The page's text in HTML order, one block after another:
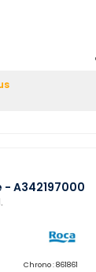
- A342197000
Chrono :861861